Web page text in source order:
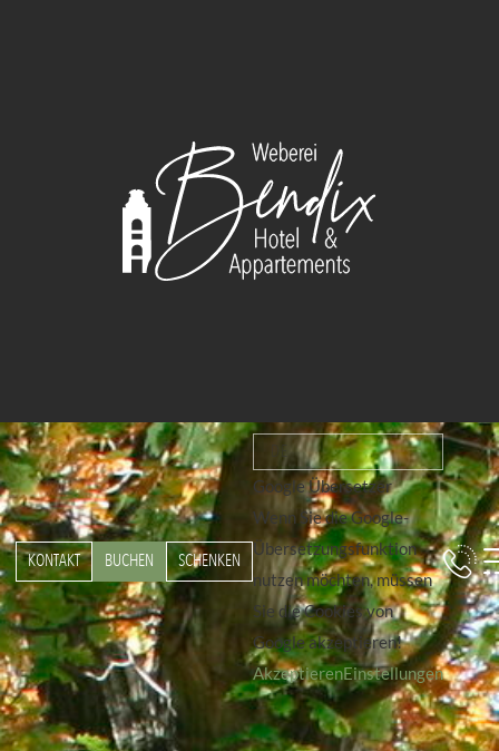
KONTAKT BUCHEN SCHENKEN
Google Übersetzer
Wenn Sie die Google-
Übersetzungsfunktion
nutzen möchten, müssen
Sie die Cookies von
Google akzeptieren!
AkzeptierenEinstellungen